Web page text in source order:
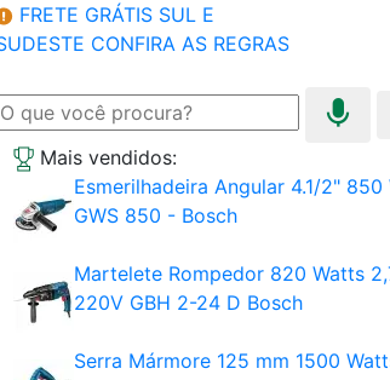
FRETE GRÁTIS SUL E
CONFIRA AS REGRAS
Mais vendidos:
Esmerilhadeira Angular 4.1/2"
GWS 850 - Bosch
Martelete Rompedor 820 Watts
220V GBH 2-24 D Bosch
Serra Mármore 125 mm 1500